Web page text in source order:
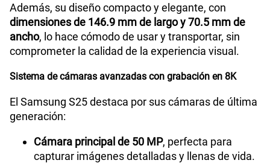
Radio FM No
Capacidad Memoria Externa
Capacidad Memoria Interna 128GB
Además, su diseño compacto y elegante, con
dimensiones de 146.9 mm de largo y 70.5 mm de
ancho, lo hace cómodo de usar y transportar, sin
comprometer la calidad de la experiencia visual.
Sistema de cámaras avanzadas con grabación en 8K
El Samsung S25 destaca por sus cámaras de última
generación:
Cámara principal de 50 MP, perfecta para
capturar imágenes detalladas y llenas de vida.